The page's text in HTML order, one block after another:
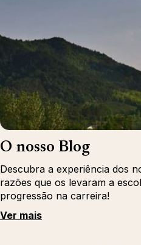
O nosso Blog
Descubra a experiência dos
razões que os levaram a
progressão na carreira!
Ver mais